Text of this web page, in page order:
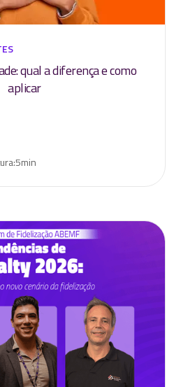
qual a diferença e como
aplicar
5min